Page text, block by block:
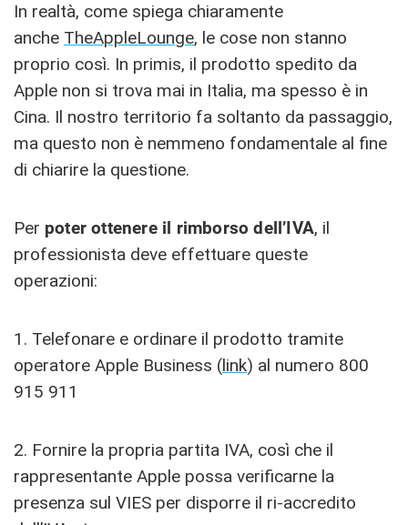
In realtà, come spiega chiaramente
anche TheAppleLounge, le cose non stanno
proprio così. In primis, il prodotto spedito da
Apple non si trova mai in Italia, ma spesso è in
Cina. Il nostro territorio fa soltanto da passaggio,
ma questo non è nemmeno fondamentale al fine
di chiarire la questione.
Per poter ottenere il rimborso dell’IVA, il
professionista deve effettuare queste
operazioni:
1. Telefonare e ordinare il prodotto tramite
operatore Apple Business (link) al numero 800
915 911
2. Fornire la propria partita IVA, così che il
rappresentante Apple possa verificarne la
presenza sul VIES per disporre il ri-accredito